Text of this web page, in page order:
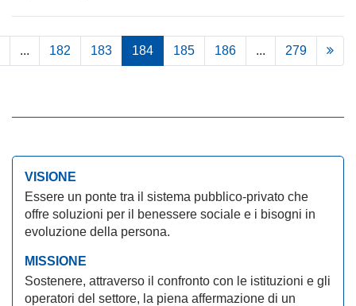
... 182 183 184 185 186 ... 279
VISIONE
Essere un ponte tra il sistema pubblico-privato che
offre soluzioni per il benessere sociale e i bisogni in
evoluzione della persona.
MISSIONE
Sostenere, attraverso il confronto con le istituzioni e gli
operatori del settore, la piena affermazione di un